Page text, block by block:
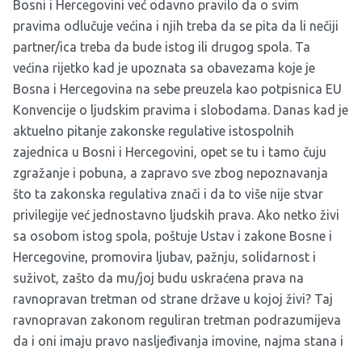
Bosni i Hercegovini već odavno pravilo da o svim
pravima odlučuje većina i njih treba da se pita da li nečiji
partner/ica treba da bude istog ili drugog spola. Ta
većina rijetko kad je upoznata sa obavezama koje je
Bosna i Hercegovina na sebe preuzela kao potpisnica EU
Konvencije o ljudskim pravima i slobodama. Danas kad je
aktuelno pitanje zakonske regulative istospolnih
zajednica u Bosni i Hercegovini, opet se tu i tamo čuju
zgražanje i pobuna, a zapravo sve zbog nepoznavanja
što ta zakonska regulativa znači i da to više nije stvar
privilegije već jednostavno ljudskih prava. Ako netko živi
sa osobom istog spola, poštuje Ustav i zakone Bosne i
Hercegovine, promovira ljubav, pažnju, solidarnost i
suživot, zašto da mu/joj budu uskraćena prava na
ravnopravan tretman od strane države u kojoj živi? Taj
ravnopravan zakonom reguliran tretman podrazumijeva
da i oni imaju pravo nasljeđivanja imovine, najma stana i